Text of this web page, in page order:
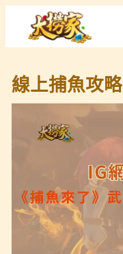
主
內
容
線上捕魚攻略